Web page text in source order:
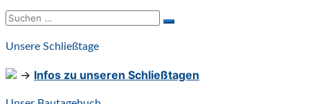
Suchen
nach:
Suchen
Unsere Schließtage
→ Infos zu unseren Schließtagen